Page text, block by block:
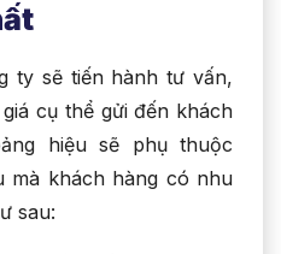
ty sẽ tiến hành tư vấn,
cụ thể gửi đến khách
hiệu sẽ phụ thuộc
mà khách hàng có nhu
sau: